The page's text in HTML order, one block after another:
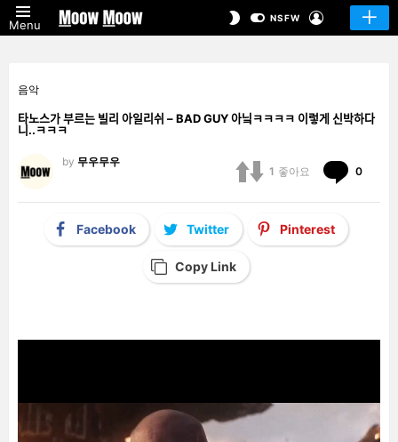
Menu
SWITCHNSFW
음악
타노스가 부르는 빌리 아일리쉬 – BAD GUY 아닠ㅋㅋㅋㅋ 이렇게 신박하다
니..ㅋㅋㅋ
by 무우무우
1 좋아요 0
Facebook Twitter Pinterest
Copy Link